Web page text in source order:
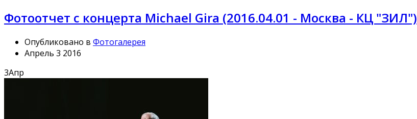
Фотоотчет с концерта Michael Gira (2016.04.01 - Москва - КЦ "ЗИЛ")
Опубликовано в Фотогалерея
Апрель 3 2016
3Апр